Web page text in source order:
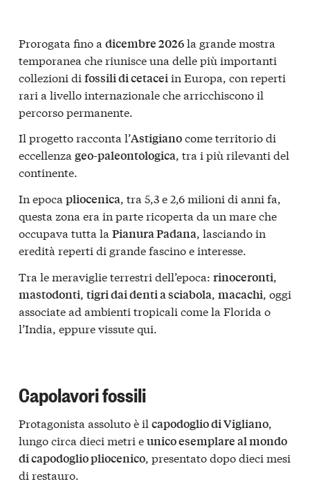
Prorogata fino a dicembre 2026la grande mostra
temporanea che riunisce una delle più importanti
collezioni di fossili di cetaceiin Europa, con reperti
rari a livello internazionale che arricchiscono il
percorso permanente.
Il progetto racconta l’Astigianocome territorio di
eccellenza geo-paleontologica, tra i più rilevanti del
continente.
In epoca pliocenica, tra 5,3 e 2,6 milioni di anni fa,
questa zona era in parte ricoperta da un mare che
occupava tutta la Pianura Padana, lasciando in
eredità reperti di grande fascino e interesse.
Tra le meraviglie terrestri dell’epoca: rinoceronti,
mastodonti, tigri dai denti a sciabola, macachi, oggi
associate ad ambienti tropicali come la Florida o
l’India, eppure vissute qui.
Capolavori fossili
Protagonista assoluto è il capodoglio di Vigliano,
lungo circa dieci metri eunico esemplare al mondo
di capodoglio pliocenico, presentato dopo dieci mesi
di restauro.